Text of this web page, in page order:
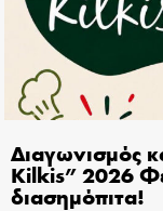
Διαγωνισμός
Kilkis” 2026
διασημόπιτα!